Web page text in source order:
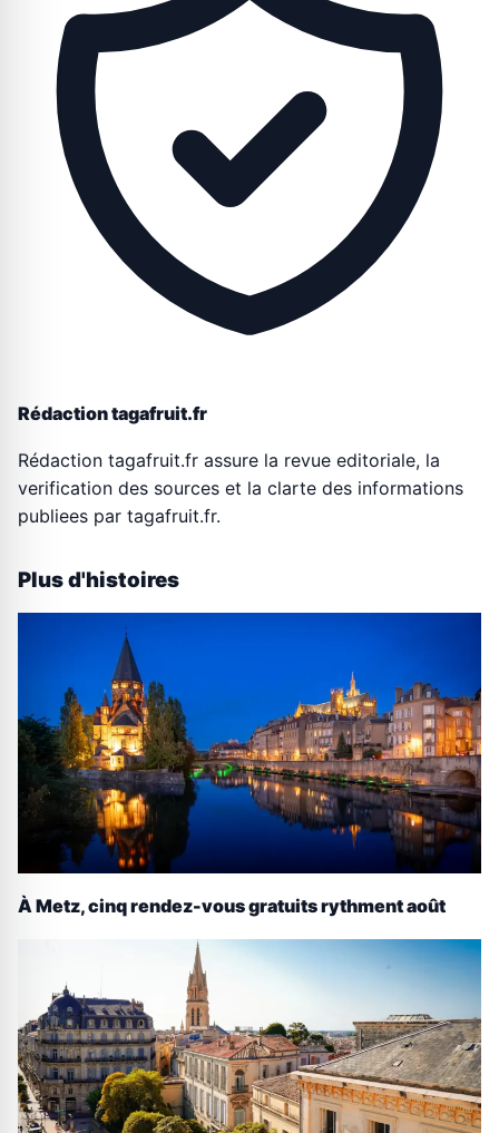
Rédaction tagafruit.fr
Rédaction tagafruit.fr assure la revue editoriale, la
verification des sources et la clarte des informations
publiees par tagafruit.fr.
Plus d'histoires
À Metz, cinq rendez-vous gratuits rythment août